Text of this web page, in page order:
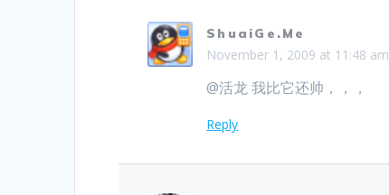
ShuaiGe.Me
November 1, 2009 at 11:48 am
@活龙 我比它还帅，，，
Reply